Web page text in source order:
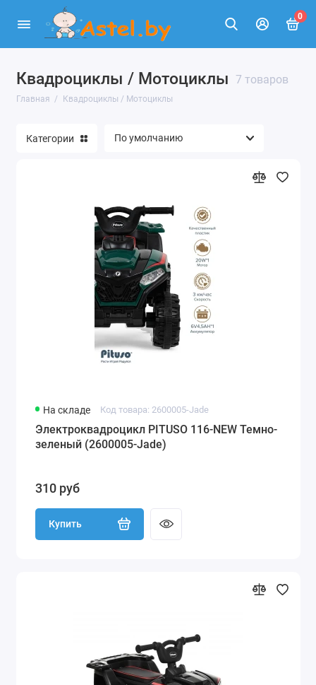
0
Квадроциклы / Мотоциклы 7 товаров
Главная Квадроциклы / Мотоциклы
Категории
На складе Код товара: 2600005-Jade
Электроквадроцикл PITUSO 116-NEW Темно-
зеленый (2600005-Jade)
310 руб
Купить